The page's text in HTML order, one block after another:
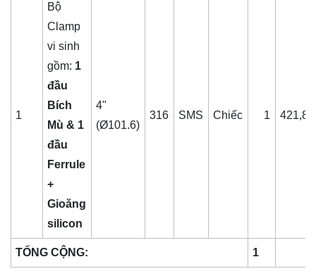
1
Bộ
Clamp
vi sinh
gồm: 1
đầu
Bích
Mù & 1
đầu
Ferrule
+
Gioăng
silicon
4"
(Ø101.6)
316 SMS Chiếc 1
TỔNG CỘNG: 1